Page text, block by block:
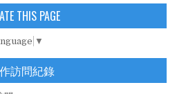
THIS PAGE
▼
訪問紀錄